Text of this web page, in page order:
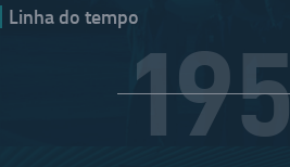
Linha do tempo